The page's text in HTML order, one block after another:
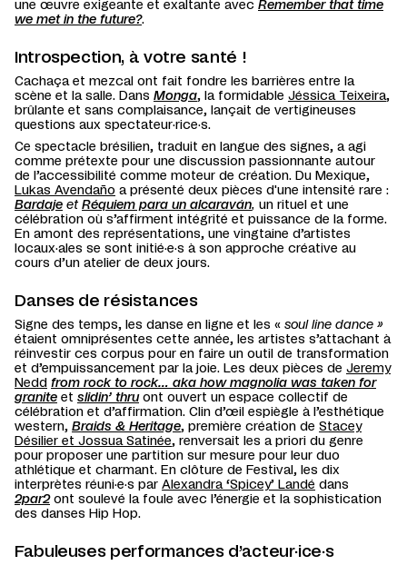
une œuvre exigeante et exaltante avec Remember that time
we met in the future?.
Introspection, à votre santé !
Cachaça et mezcal ont fait fondre les barrières entre la
scène et la salle. Dans Monga, la formidable Jéssica Teixeira,
brûlante et sans complaisance, lançait de vertigineuses
questions aux spectateur·rice·s.
Ce spectacle brésilien, traduit en langue des signes, a agi
comme prétexte pour une discussion passionnante autour
de l’accessibilité comme moteur de création. Du Mexique,
Lukas Avendaño a présenté deux pièces d'une intensité rare :
Bardaje et Réquiem para un alcaraván, un rituel et une
célébration où s’affirment intégrité et puissance de la forme.
En amont des représentations, une vingtaine d’artistes
locaux·ales se sont initié·e·s à son approche créative au
cours d’un atelier de deux jours.
Danses de résistances
Signe des temps, les danse en ligne et les « soul line dance »
étaient omniprésentes cette année, les artistes s’attachant à
réinvestir ces corpus pour en faire un outil de transformation
et d’empuissancement par la joie. Les deux pièces de Jeremy
Nedd from rock to rock… aka how magnolia was taken for
granite et slidin’ thruont ouvert un espace collectif de
célébration et d’affirmation. Clin d’œil espiègle à l’esthétique
western, Braids & Heritage, première création de Stacey
Désilier et Jossua Satinée, renversait les a priori du genre
pour proposer une partition sur mesure pour leur duo
athlétique et charmant. En clôture de Festival, les dix
interprètes réuni·e·s par Alexandra ‘Spicey’ Landé dans
2par2 ont soulevé la foule avec l’énergie et la sophistication
des danses Hip Hop.
Fabuleuses performances d’acteur·ice·s